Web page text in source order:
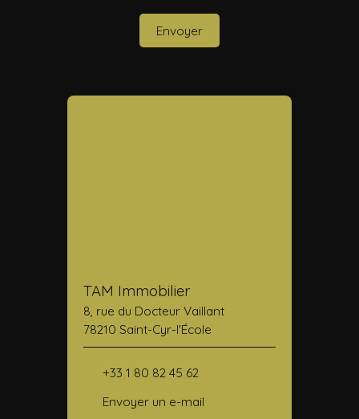
Envoyer
TAM Immobilier
8, rue du Docteur Vaillant
78210 Saint-Cyr-l'École
+33 1 80 82 45 62
Envoyer un e-mail